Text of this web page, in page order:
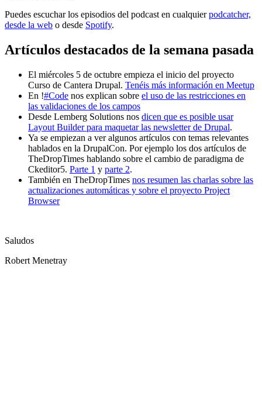
Puedes escuchar los episodios del podcast en cualquierpodcatcher,
desde la web o desde Spotify.
Artículos destacados de la semana pasada
El miércoles 5 de octubre empieza el inicio del proyecto
Curso de Cantera Drupal. Tenéis más información en Meetup
En !#Code nos explican sobre el uso de las restricciones en
las validaciones de los campos
Desde Lemberg Solutions nos dicen que es posible usar
Layout Builder para maquetar las newsletter de Drupal.
Ya se empiezan a ver algunos artículos con temas relevantes
hablados en la DrupalCon. Por ejemplo los dos artículos de
TheDropTimes hablando sobre el cambio de paradigma de
Ckeditor5. Parte 1 y parte 2.
También en TheDropTimes nos resumen las charlas sobre las
actualizaciones automáticas y sobre el proyecto Project
Browser
Saludos
Robert Menetray